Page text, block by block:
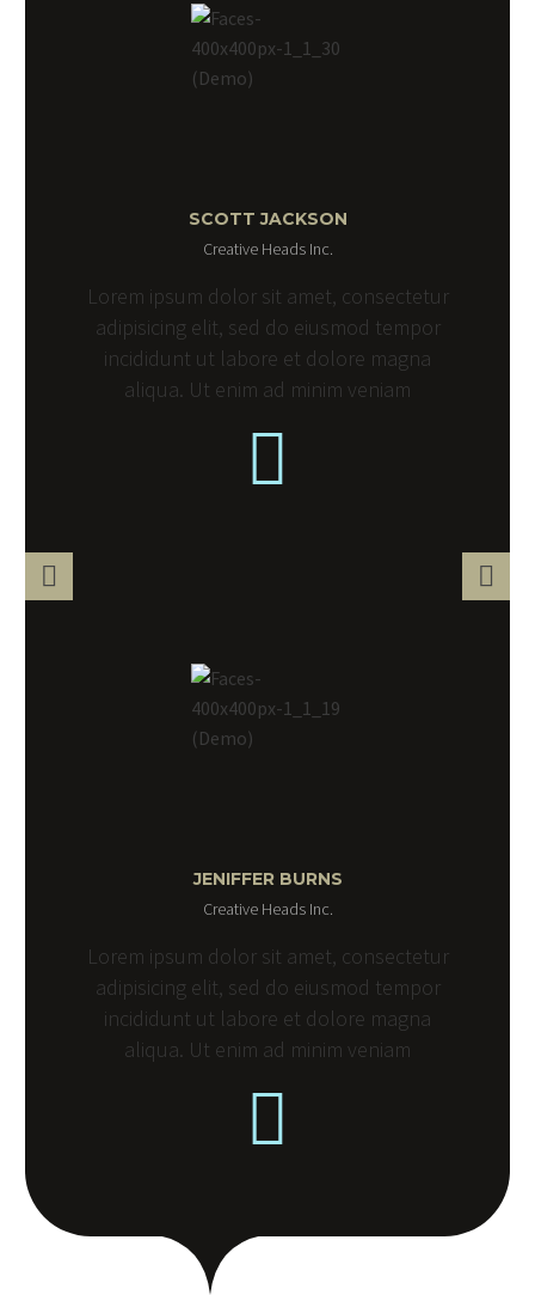
SCOTT JACKSON
Creative Heads Inc.
Lorem ipsum dolor sit amet, consectetur
adipisicing elit, sed do eiusmod tempor
incididunt ut labore et dolore magna
aliqua. Ut enim ad minim veniam
JENIFFER BURNS
Creative Heads Inc.
Lorem ipsum dolor sit amet, consectetur
adipisicing elit, sed do eiusmod tempor
incididunt ut labore et dolore magna
aliqua. Ut enim ad minim veniam